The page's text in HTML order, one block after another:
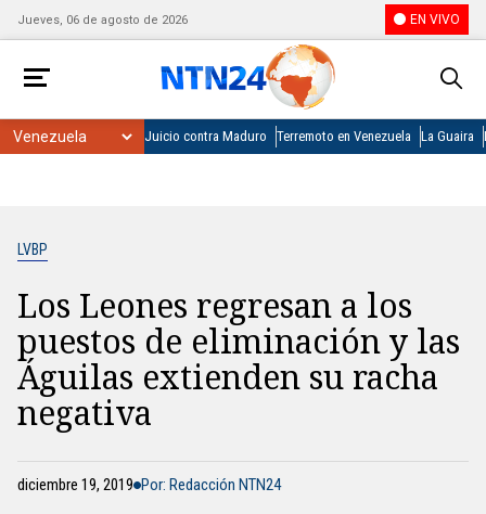
Jueves, 06 de agosto de 2026 EN VIVO
Juicio contra Maduro Terremoto en Venezuela La Guaira
LVBP
Los Leones regresan a los
puestos de eliminación y las
Águilas extienden su racha
negativa
diciembre 19, 2019 Por: Redacción NTN24